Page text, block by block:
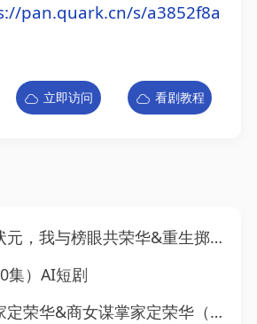
pan.quark.cn/s/a3852f8a
立即访问 看剧教程
共荣华&重生掷金弃状元我与榜眼共荣华（43集）AI短剧
集）AI短剧
华&商女谋掌家定荣华（77集）AI短剧